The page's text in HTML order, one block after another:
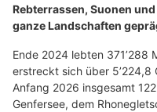
Rebterrassen, Suonen
ganze Landschaften
Ende 2024 lebten 371’288
erstreckt sich über
Anfang 2026 insgesamt
Genfersee, dem